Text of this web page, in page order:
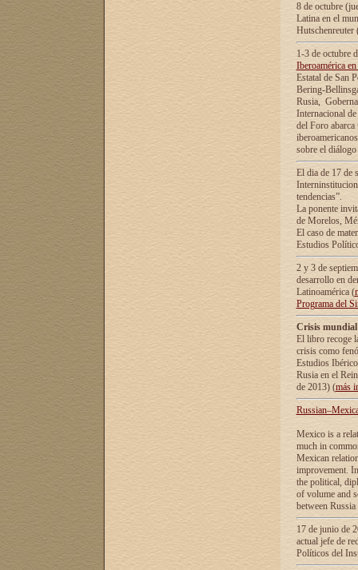
8 de octubre
Latina en el
1-3 de octubre
Iberoamérica
Estatal de San
Bering-
Rusia,
Internacional
del Foro
sobre el
El dia de 17 de
tendencias”.
La ponente
de Morelos,
El caso de
Estudios
2 y 3 de
desarrollo en
Latinoamérica (
Programa del
Crisis
El libro recoge
crisis como
Estudios
Rusia en el
de 2013) (más
Mexico is a
much in
Mexican
improvement.
the political,
of volume and
between
17 de junio de
actual jefe de
Políticos del